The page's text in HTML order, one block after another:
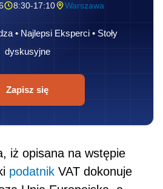
8:30-17:10 Warszawa
• Najlepsi Eksperci • Stoły
dyskusyjne
Zapisz się
iż opisana na wstępie
podatnik VAT dokonuje